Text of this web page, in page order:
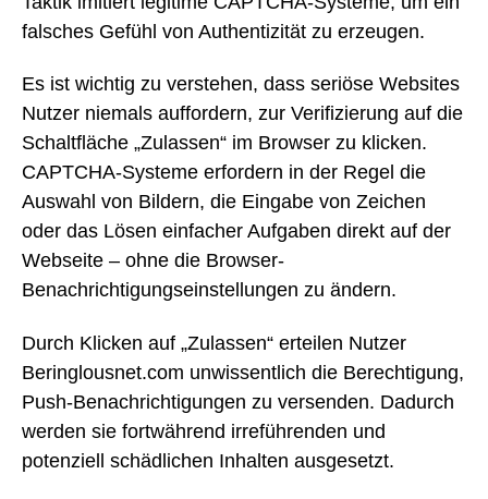
falsches Gefühl von Authentizität zu erzeugen.
Es ist wichtig zu verstehen, dass seriöse Websites
Nutzer niemals auffordern, zur Verifizierung auf die
Schaltfläche „Zulassen“ im Browser zu klicken.
CAPTCHA-Systeme erfordern in der Regel die
Auswahl von Bildern, die Eingabe von Zeichen
oder das Lösen einfacher Aufgaben direkt auf der
Webseite – ohne die Browser-
Benachrichtigungseinstellungen zu ändern.
Durch Klicken auf „Zulassen“ erteilen Nutzer
Beringlousnet.com unwissentlich die Berechtigung,
Push-Benachrichtigungen zu versenden. Dadurch
werden sie fortwährend irreführenden und
potenziell schädlichen Inhalten ausgesetzt.